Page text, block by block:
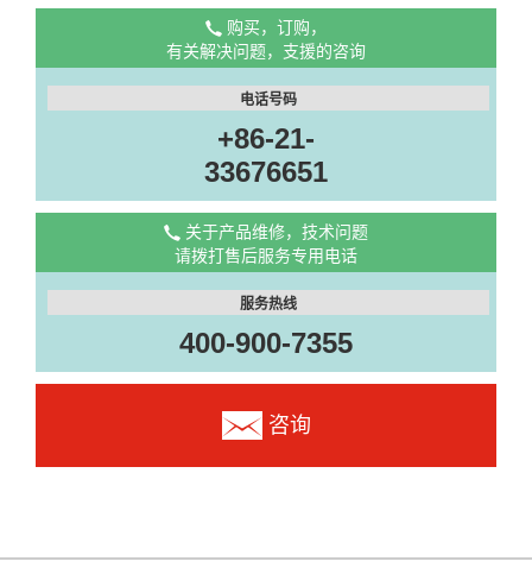
购买，订购，
有关解决问题，支援的咨询
电话号码
+86-21-
33676651
关于产品维修，技术问题
请拨打售后服务专用电话
服务热线
400-900-7355
咨询